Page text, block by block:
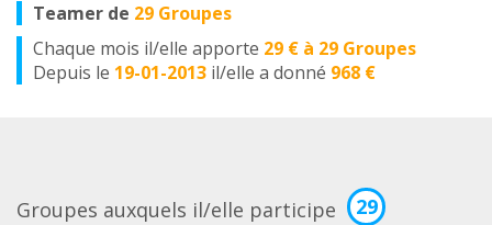
Teamer de 29 Groupes
Chaque mois il/elle apporte 29 € à 29 Groupes
Depuis le 19-01-2013 il/elle a donné 968 €
Groupes auxquels il/elle participe 29